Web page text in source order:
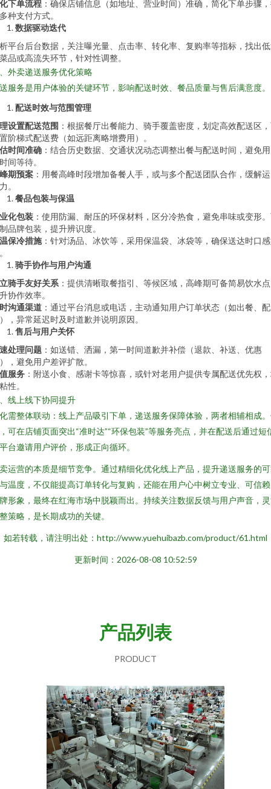
下单流程 ：确保店铺信息（如地址、营业时间）准确，简化下单步骤
种支付方式。
数据驱动迭代
平台后台数据，关注曝光量、点击率、转化率、复购率等指标，找出
品或高流失环节，针对性调整。
外卖递送服务优化策略
服务是用户体验的关键环节，影响配送时效、餐品质量与售后满意度。
配送时效与范围管理
设置配送范围 ：根据餐厅出餐能力、骑手覆盖密度，划定高效配送区
阶梯式配送费（如远距离略增费用）。
时间准确 ：结合历史数据、交通状况动态调整出餐与配送时间，避免
间等待。
期预案 ：用餐高峰时段增加备餐人手，或与多个配送团队合作，缓解
。
餐品包装与保温
化包装 ：使用防漏、耐压的环保材料，区分冷热食，避免串味或变形
品牌包装，提升辨识度。
保冷措施：针对汤品、冰饮等，采用保温袋、冰袋等，确保送达时口
骑手协作与用户沟通
骑手友好关系 ：提供清晰取餐指引、等候区域，高峰期可备简易饮水
协作效率。
沟通渠道 ：通过平台消息或电话，主动通知用户订单状态（如出餐、
，异常延迟时及时道歉并说明原因。
售后与用户关怀
处理问题 ：如送错、洒漏，第一时间道歉并补偿（退款、补送、优惠
，避免用户差评扩散。
服务 ：附送小食、感谢卡等惊喜，或针对老用户提供专属配送优先权
性。
线上线下协同提升
需整体联动：线上产品吸引下单，递送服务保障体验，两者相辅相成
可在店铺页面突出“准时达”“环保包装”等服务亮点，并在配送后通过短
台邀请用户评价，形成正向循环。
运营的本质是细节竞争。通过精细化优化线上产品，提升递送服务的
温度，不仅能提高订单转化与复购，还能在用户心中树立专业、可信
形象，最终在红海市场中脱颖而出。持续关注数据反馈与用户声音，
策略，是长期成功的关键。
如若转载，请注明出处：http://www.yuehuibazb.com/product/61.html
更新时间：2026-08-08 10:52:59
产品列表
PRODUCT